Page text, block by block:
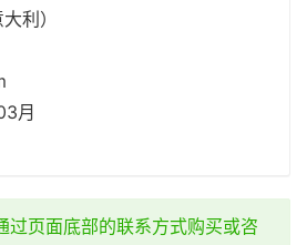
利）
月
过页面底部的联系方式购买或咨